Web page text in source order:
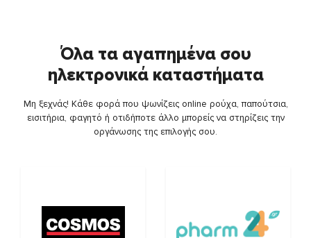
Όλα τα αγαπημένα σου
ηλεκτρονικά καταστήματα
Μη ξεχνάς! Κάθε φορά που ψωνίζεις online ρούχα, παπούτσια,
εισιτήρια, φαγητό ή οτιδήποτε άλλο μπορείς να στηρίζεις την
οργάνωσης της επιλογής σου.